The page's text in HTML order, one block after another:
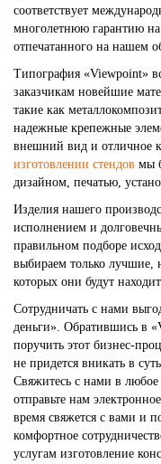
соответствует
многолетнюю гарантию
отпечатанного на нашем
Типография «Viewpoint»
заказчикам новейшие
такие как
надежные крепежные
внешний вид и отличное
изготовлении стендов мы
дизайном, печатью,
Изделия нашего
исполнением и
правильном подборе
выбираем только лучшие,
которых они будут
Сотрудничать с нами
деньги». Обратившись в
поручить этот бизнес-
не придется вникать в
Свяжитесь с нами в любое
отправьте нам
время свяжется с вами и
комфортное
услугам изготовление